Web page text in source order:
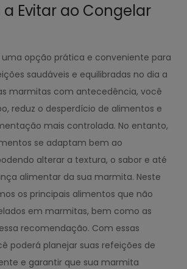
Evitar ao Congelar
opção prática e conveniente para
saudáveis e equilibradas no dia a
marmitas com antecedência, você
reduz o desperdício de alimentos e
mais controlada. No entanto,
se adaptam bem ao
alterar a textura, o sabor e até
alimentar da sua marmita. Neste
os principais alimentos que não
em marmitas, bem como as
recomendação. Com essas
poderá planejar suas refeições de
e garantir que sua marmita